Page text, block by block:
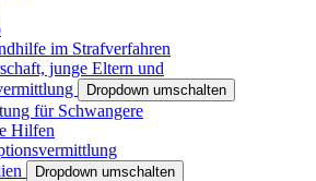
im Strafverfahren
junge Eltern und
Dropdown umschalten
für Schwangere
Hilfen
Dropdown umschalten